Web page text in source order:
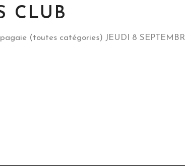
CLUB
(toutes catégories) JEUDI 8